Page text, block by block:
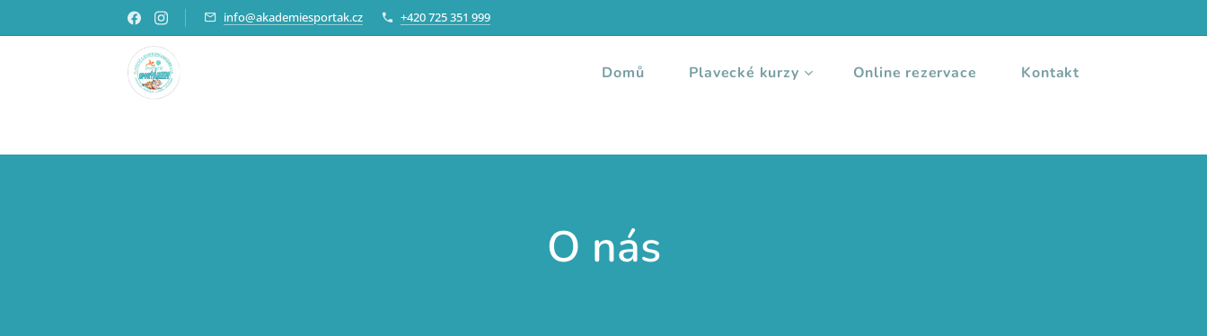
info@akademiesportak.cz +420 725 351 999
Domů Plavecké kurzy Online rezervace Kontakt
O nás